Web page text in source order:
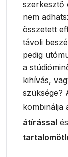
szerkesztő
nem
összetett
távoli
pedig
a
kihívás,
szüksége?
kombinálja
átírással és